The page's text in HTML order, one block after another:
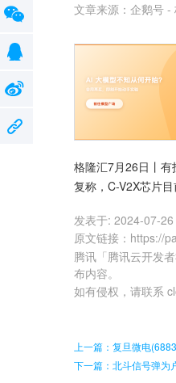
文章来源： 企鹅号 -
格隆汇7月26日丨有
复称，C-V2X芯片
发表于: 2024-07-26
原文链接 ： https://
腾讯「腾讯云开发
布内容。
如有侵权，请联系
上一篇：复旦微电
下一篇：北斗信号弹